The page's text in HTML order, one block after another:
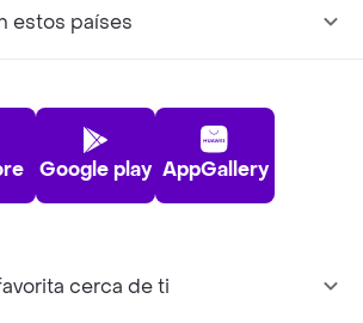
estos países
Google play AppGallery
cerca de ti